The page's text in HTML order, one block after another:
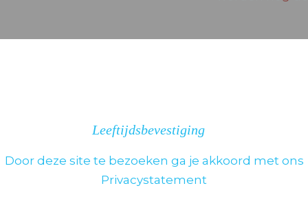
Leeftijdsbevestiging
Door deze site te bezoeken ga je akkoord met ons
Privacystatement
Bij
BEOORDELINGEN (0)